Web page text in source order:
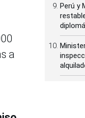
a
Perú y